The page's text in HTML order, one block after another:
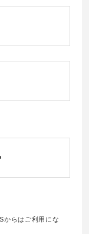
からはご利用にな